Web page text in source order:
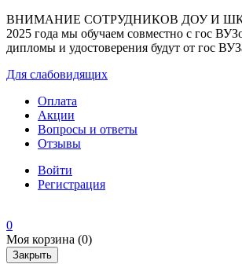
ВНИМАНИЕ СОТРУДНИКОВ ДОУ И
2025 года мы обучаем совместно с гос
дипломы и удостоверения будут от гос
Для слабовидящих
Оплата
Акции
Вопросы и ответы
Отзывы
Войти
Регистрация
0
Моя корзина (0)
Закрыть